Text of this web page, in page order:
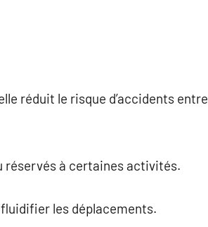
réduit le risque d’accidents entre
réservés à certaines activités.
les déplacements.